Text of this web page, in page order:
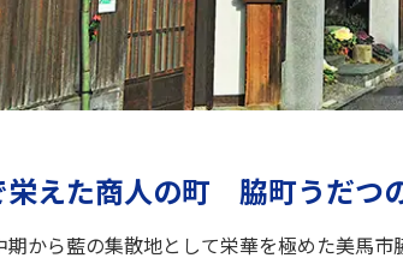
栄えた商人の町 脇町うだつ
期から藍の集散地として栄華を極めた美馬